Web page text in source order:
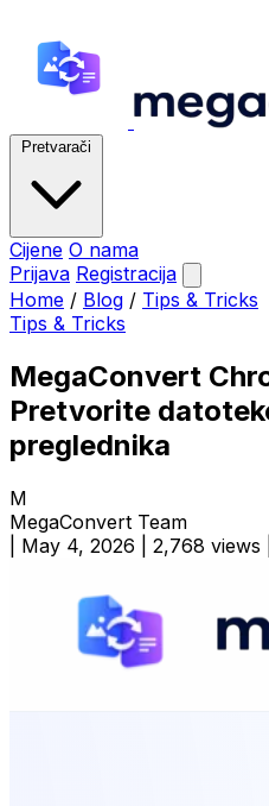
Pretvarači
Cijene O nama
Prijava Registracija
Home / Blog / Tips & Tricks
Tips & Tricks
MegaConvert
Pretvorite
preglednika
M
MegaConvert Team
May 4, 2026 2,768 views